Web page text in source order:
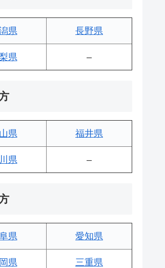
県 長野県
県 –
県 福井県
県 –
県 愛知県
県 三重県